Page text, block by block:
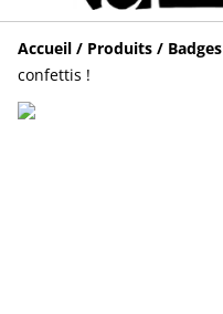
Accueil / Produits / Badges
confettis !